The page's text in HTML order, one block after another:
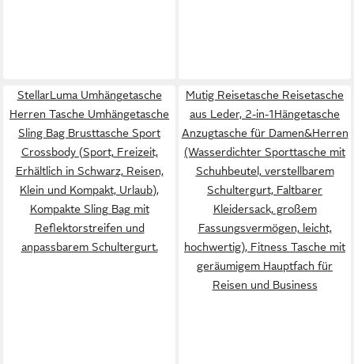
StellarLuma Umhängetasche
Herren Tasche Umhängetasche
Sling Bag Brusttasche Sport
Crossbody (Sport, Freizeit,
Erhältlich in Schwarz, Reisen,
Klein und Kompakt, Urlaub),
Kompakte Sling Bag mit
Reflektorstreifen und
anpassbarem Schultergurt.
Mutig Reisetasche Reisetasche
aus Leder, 2-in-1Hängetasche
Anzugtasche für Damen&Herren
(Wasserdichter Sporttasche mit
Schuhbeutel, verstellbarem
Schultergurt, Faltbarer
Kleidersack, großem
Fassungsvermögen, leicht,
hochwertig), Fitness Tasche mit
geräumigem Hauptfach für
Reisen und Business